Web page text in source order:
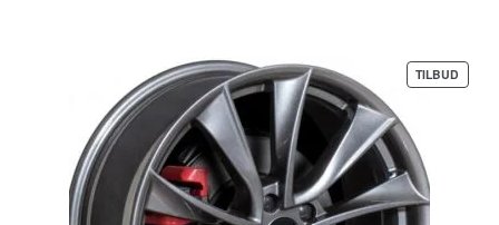
TILBUD
PÅ